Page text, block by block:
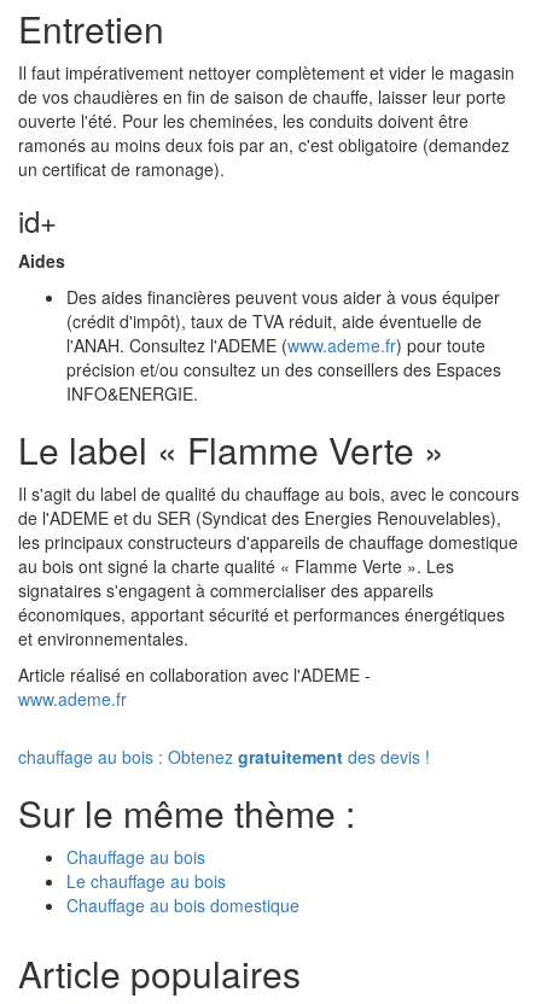
Entretien
Il faut impérativement nettoyer complètement et vider le magasin
de vos chaudières en fin de saison de chauffe, laisser leur porte
ouverte l'été. Pour les cheminées, les conduits doivent être
ramonés au moins deux fois par an, c'est obligatoire (demandez
un certificat de ramonage).
id+
Aides
Des aides financières peuvent vous aider à vous équiper
(crédit d'impôt), taux de TVA réduit, aide éventuelle de
l'ANAH. Consultez l'ADEME (www.ademe.fr) pour toute
précision et/ou consultez un des conseillers des Espaces
INFO&ENERGIE.
Le label « Flamme Verte »
Il s'agit du label de qualité du chauffage au bois, avec le concours
de l'ADEME et du SER (Syndicat des Energies Renouvelables),
les principaux constructeurs d'appareils de chauffage domestique
au bois ont signé la charte qualité « Flamme Verte ». Les
signataires s'engagent à commercialiser des appareils
économiques, apportant sécurité et performances énergétiques
et environnementales.
Article réalisé en collaboration avec l'ADEME -
www.ademe.fr
chauffage au bois : Obtenez gratuitement des devis !
Sur le même thème :
Chauffage au bois
Le chauffage au bois
Chauffage au bois domestique
Article populaires